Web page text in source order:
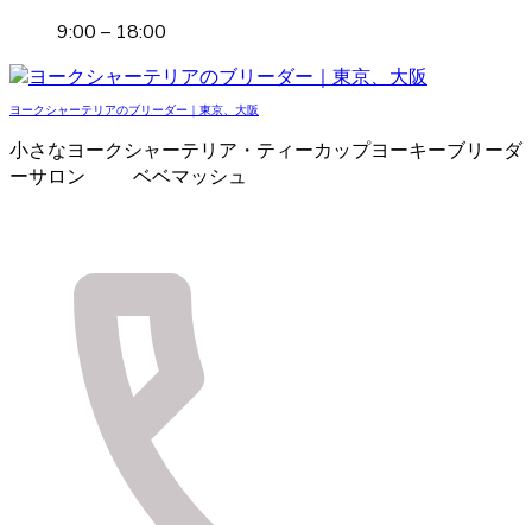
9:00 – 18:00
ヨークシャーテリアのブリーダー｜東京、大阪
小さなヨークシャーテリア・ティーカップヨーキーブリーダ
ーサロン ベベマッシュ